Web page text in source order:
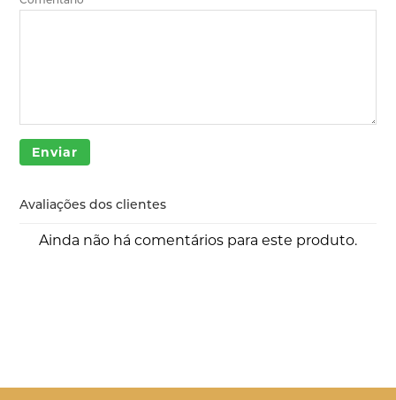
Enviar
Avaliações dos clientes
Ainda não há comentários para este produto.